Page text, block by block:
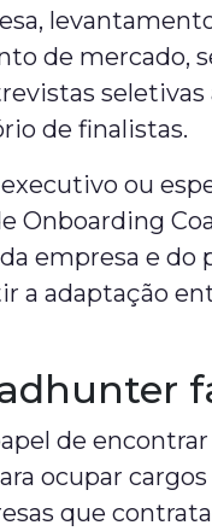
de mercado,
seletivas
de finalistas.
ou
Onboarding
empresa e do
a adaptação
de
ocupar
que